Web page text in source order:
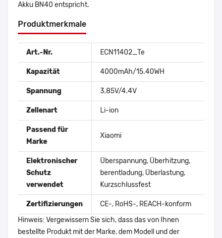
Akku BN40 entspricht.
Produktmerkmale
Art.-Nr. ECN11402_Te
Kapazität 4000mAh/15.40WH
Spannung 3.85V/4.4V
Zellenart Li-ion
Passend für
Marke
Xiaomi
Elektronischer
Schutz
verwendet
Überspannung, Überhitzung,
berentladung, Überlastung,
Kurzschlussfest
Zertifizierungen
CE-, RoHS-, REACH-konform
Hinweis: Vergewissern Sie sich, dass das von Ihnen
bestellte Produkt mit der Marke, dem Modell und der